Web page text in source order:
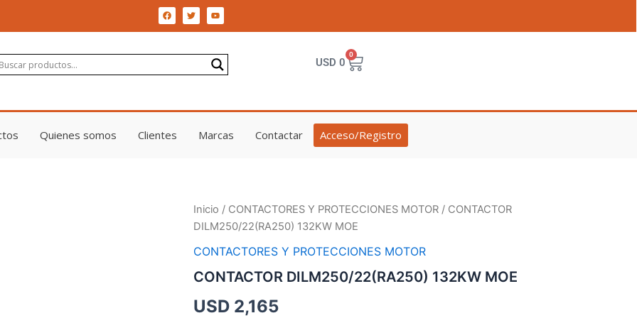
F
a
c
e
o
T
w
i
t
e
Y
o
u
t
b
e
USD 0
0
Cart
Quienes somos Clientes Marcas Contactar Acceso/Registro
Inicio / CONTACTORES Y PROTECCIONES MOTOR / CONTACTOR
DILM250/22(RA250) 132KW MOE
CONTACTORES Y PROTECCIONES MOTOR
CONTACTOR DILM250/22(RA250) 132KW MOE
USD 2,165
CONTACTOR
DILM250/22(RA250)
MOE